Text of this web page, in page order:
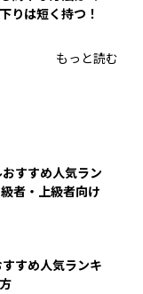
りは短く持つ！
もっと読む
すすめ人気ラン
者・上級者向け
すめ人気ランキ